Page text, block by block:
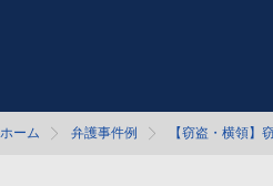
ホーム 弁護事件例 【窃盗・横領】